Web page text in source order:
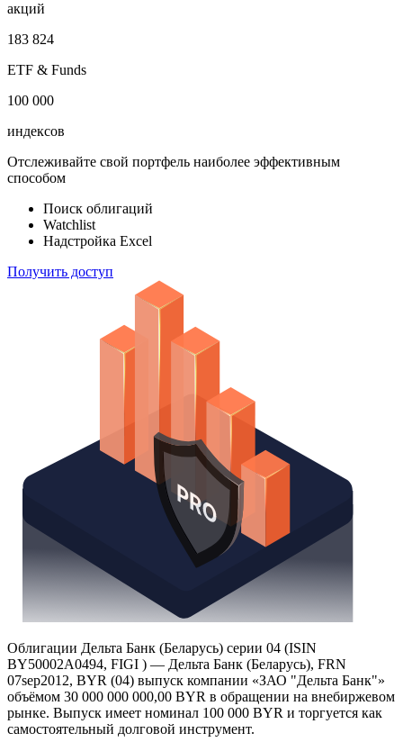
акций
183 824
ETF & Funds
100 000
индексов
Отслеживайте свой портфель наиболее эффективным
способом
Поиск облигаций
Watchlist
Надстройка Excel
Получить доступ
Облигации Дельта Банк (Беларусь) серии 04 (ISIN
BY50002A0494, FIGI ) — Дельта Банк (Беларусь), FRN
07sep2012, BYR (04) выпуск компании «ЗАО "Дельта Банк"»
объёмом 30 000 000 000,00 BYR в обращении на внебиржевом
рынке. Выпуск имеет номинал 100 000 BYR и торгуется как
самостоятельный долговой инструмент.